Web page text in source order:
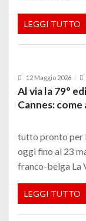
LEGGI TUTTO
12 Maggio 2026
Al via la 79°
Cannes:
tutto pronto per
oggi fino al 23
franco-belga La
LEGGI TUTTO